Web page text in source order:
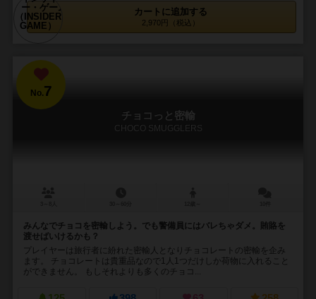
カートに追加する
2,970円（税込）
No.7
チョコっと密輸
CHOCO SMUGGLERS
みんなでチョコを密輸しよう。でも警備員にはバレちゃダメ。賄賂を
渡せばいけるかも？
プレイヤーは旅行者に紛れた密輸人となりチョコレートの密輸を企み
ます。 チョコレートは貴重品なので1人1つだけしか荷物に入れること
ができません。 もしそれよりも多くのチョコ...